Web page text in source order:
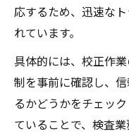
応するため、迅速な
れています。
具体的には、校正作
制を事前に確認し、
るかどうかをチェッ
ていることで、検査